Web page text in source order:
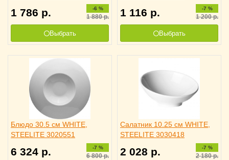
1 786 р. -6 %
1 880р.
Выбрать
1 116 р. -7 %
1 200р.
Выбрать
Блюдо 30.5 см WHITE,
STEELITE 3020551
6 324 р. -7 %
6 800р.
Салатник 10.25 см WHITE,
STEELITE 3030418
2 028 р. -7 %
2 180р.